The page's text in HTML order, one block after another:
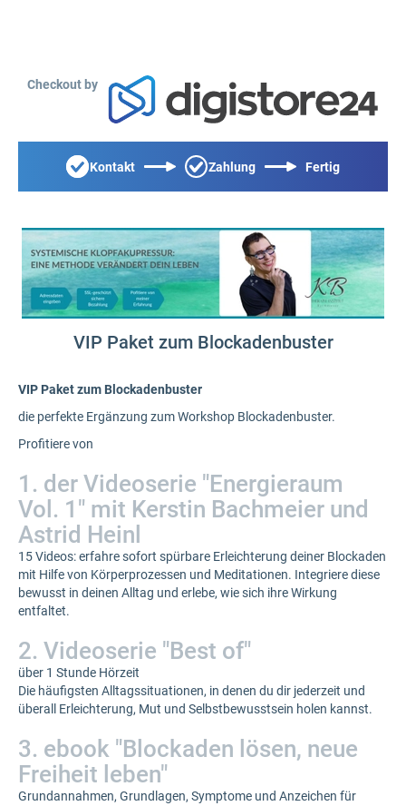
Checkout by
Kontakt Zahlung Fertig
VIP Paket zum Blockadenbuster
VIP Paket zum Blockadenbuster
die perfekte Ergänzung zum Workshop Blockadenbuster.
Profitiere von
1. der Videoserie "Energieraum
Vol. 1" mit Kerstin Bachmeier und
Astrid Heinl
15 Videos: erfahre sofort spürbare Erleichterung deiner Blockaden
mit Hilfe von Körperprozessen und Meditationen. Integriere diese
bewusst in deinen Alltag und erlebe, wie sich ihre Wirkung
entfaltet.
2. Videoserie "Best of"
über 1 Stunde Hörzeit
Die häufigsten Alltagssituationen, in denen du dir jederzeit und
überall Erleichterung, Mut und Selbstbewusstsein holen kannst.
3. ebook "Blockaden lösen, neue
Freiheit leben"
Grundannahmen, Grundlagen, Symptome und Anzeichen für